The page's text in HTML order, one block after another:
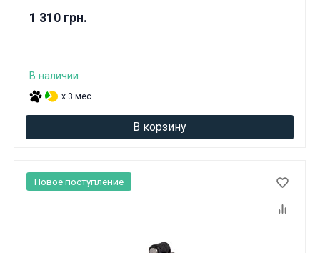
1 310 грн.
В наличии
x 3 мес.
В корзину
Новое поступление